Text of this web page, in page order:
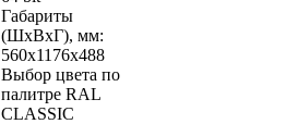
Габариты
(ШхВхГ), мм:
560х1176х488
Выбор цвета по
палитре RAL
CLASSIC